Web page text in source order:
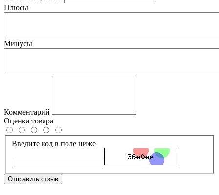
Плюсы
Минусы
Комментарий
Оценка товара
Введите код в поле ниже
Отправить отзыв